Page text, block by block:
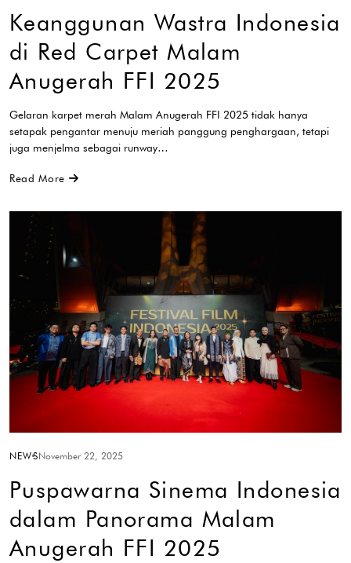
Keanggunan Wastra Indonesia
di Red Carpet Malam
Anugerah FFI 2025
Gelaran karpet merah Malam Anugerah FFI 2025 tidak hanya
setapak pengantar menuju meriah panggung penghargaan, tetapi
juga menjelma sebagai runway…
Read More
NEWSNovember 22, 2025
Puspawarna Sinema Indonesia
dalam Panorama Malam
Anugerah FFI 2025